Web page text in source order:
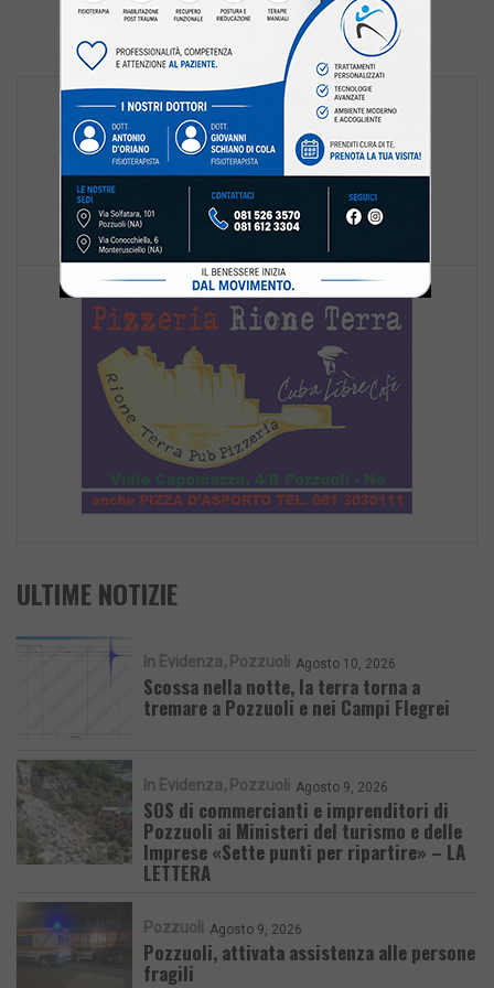
ULTIME NOTIZIE
In Evidenza Pozzuoli Agosto 10, 2026
Scossa nella notte, la terra torna a
tremare a Pozzuoli e nei Campi Flegrei
In Evidenza Pozzuoli Agosto 9, 2026
SOS di commercianti e imprenditori di
Pozzuoli ai Ministeri del turismo e delle
Imprese «Sette punti per ripartire» – LA
LETTERA
Pozzuoli Agosto 9, 2026
Pozzuoli, attivata assistenza alle persone
fragili